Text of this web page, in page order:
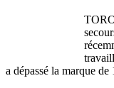
a dépassé la marque de